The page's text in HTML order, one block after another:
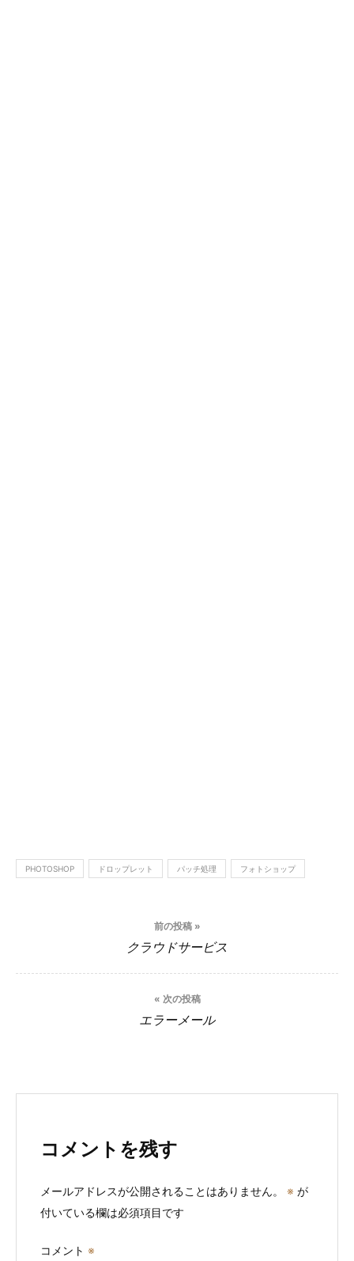
PHOTOSHOP ドロップレット パッチ処理 フォトショップ
ナ
シ
前の投稿 »
クラウドサービス
« 次の投稿
エラーメール
コメントを残す
メールアドレスが公開されることはありません。 ※ が
付いている欄は必須項目です
コメント ※